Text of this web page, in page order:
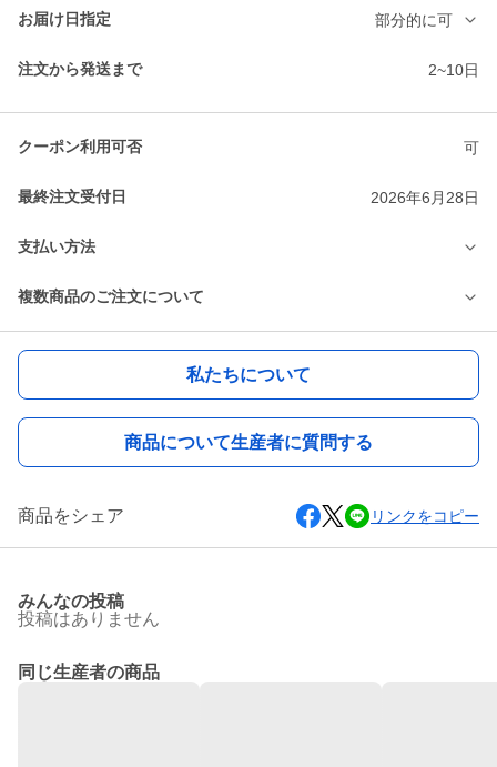
お届け日指定 部分的に可
注文から発送まで 2~10日
クーポン利用可否 可
最終注文受付日 2026年6月28日
支払い方法
複数商品のご注文について
私たちについて
商品について生産者に質問する
商品をシェア リンクをコピー
みんなの投稿
投稿はありません
同じ生産者の商品